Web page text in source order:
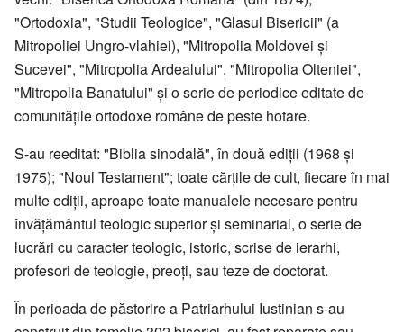
"Ortodoxia", "Studii Teologice", "Glasul Bisericii" (a
Mitropoliei Ungro-vlahiei), "Mitropolia Moldovei și
Sucevei", "Mitropolia Ardealului", "Mitropolia Olteniei",
"Mitropolia Banatului" și o serie de periodice editate de
comunitățile ortodoxe române de peste hotare.
S-au reeditat: "Biblia sinodală", în două ediții (1968 și
1975); "Noul Testament"; toate cărțile de cult, fiecare în mai
multe ediții, aproape toate manualele necesare pentru
învățământul teologic superior și seminarial, o serie de
lucrări cu caracter teologic, istoric, scrise de ierarhi,
profesori de teologie, preoți, sau teze de doctorat.
În perioada de păstorire a Patriarhului Iustinian s-au